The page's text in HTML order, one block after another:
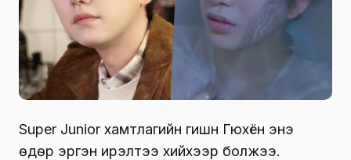
Super Junior хамтлагийн гишүүн Гюхён энэ
өдөр эргэн ирэлтээ хийхээр болжээ.